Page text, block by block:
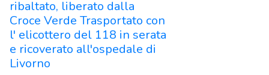
ribaltato, liberato dalla
Croce Verde Trasportato con
l' elicottero del 118 in serata
e ricoverato all'ospedale di
Livorno